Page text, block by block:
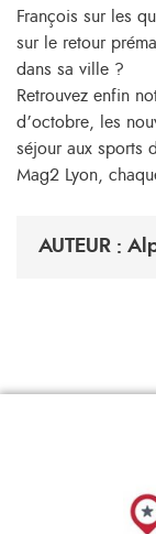
François sur les
sur le retour
dans sa ville ?
Retrouvez enfin
d’octobre, les
séjour aux sports
Mag2 Lyon,
AUTEUR :